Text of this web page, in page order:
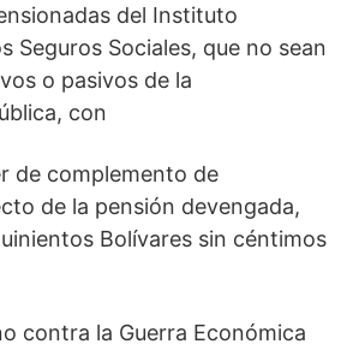
del Instituto
Seguros Sociales, que no sean
o pasivos de la
con
de complemento de
de la pensión devengada,
Bolívares sin céntimos
contra la Guerra Económica